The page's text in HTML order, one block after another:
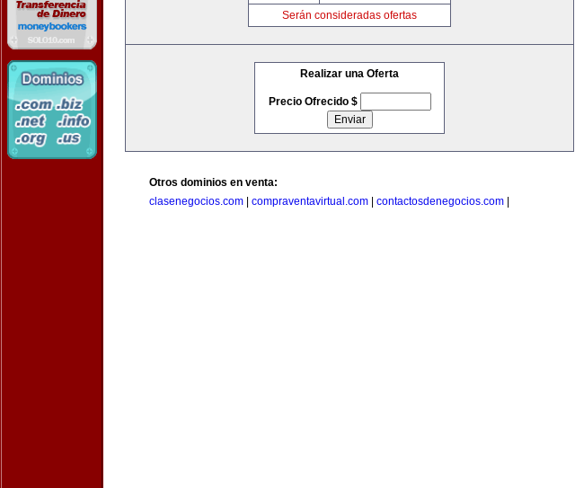
Serán consideradas ofertas
Realizar una Oferta
Precio Ofrecido $
Otros dominios en venta:
clasenegocios.com
compraventavirtual.com contactosdenegocios.com